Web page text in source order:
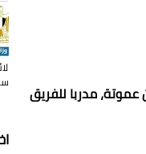
مدربا للفريق